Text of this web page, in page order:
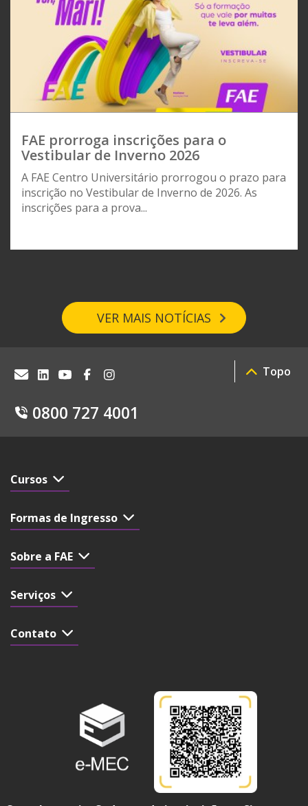
FAE prorroga inscrições para o
Vestibular de Inverno 2026
A FAE Centro Universitário prorrogou o prazo para
inscrição no Vestibular de Inverno de 2026. As
inscrições para a prova...
VER MAIS NOTÍCIAS
0800 727 4001
Topo
Cursos
Formas de Ingresso
Sobre a FAE
Serviços
Contato